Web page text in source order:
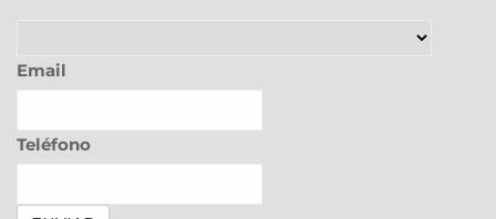
Email
Teléfono